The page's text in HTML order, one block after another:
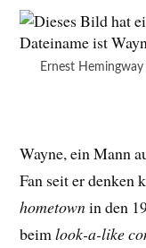
Ernest
Wayne, ein Mann
Fan seit er denken
hometownin den
beimlook-a-like